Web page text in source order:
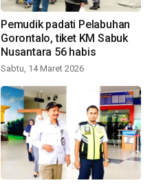
Pemudik padati Pelabuhan
Gorontalo, tiket KM Sabuk
Nusantara 56 habis
Sabtu, 14 Maret 2026